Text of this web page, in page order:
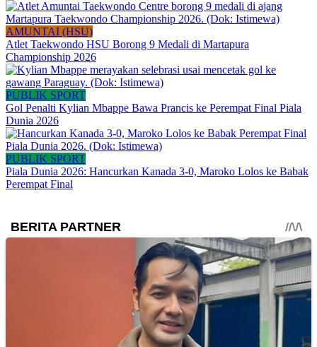
AMUNTAI (HSU)
Atlet Taekwondo HSU Borong 9 Medali di Martapura
Championship 2026
PUBLIK SPORT
Gol Penalti Kylian Mbappe Bawa Prancis ke Perempat Final Piala
Dunia 2026
PUBLIK SPORT
Piala Dunia 2026: Hancurkan Kanada 3-0, Maroko Lolos ke Babak
Perempat Final